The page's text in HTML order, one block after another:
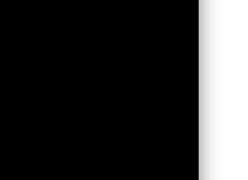
в Городке
в Городке
в Гостомеле
в Гребёнке